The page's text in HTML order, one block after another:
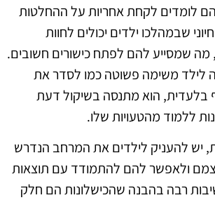
הם לומדים לקחת אחריות על ההחלטות
שבמהלכו ילדים יכולים לחוות
מה שמסייע להם לפתח כישורים חשובים.
לילד משימה פשוטה כמו לסדר את
בלעדית, הוא מתנסה בשיקול דעת
ללמוד מהטעויות שלו.
יש להעניק לילדים את המרחב הנדרש
ולאפשר להם להתמודד עם תוצאות
רבה בהבנה שהכישלונות הם חלק